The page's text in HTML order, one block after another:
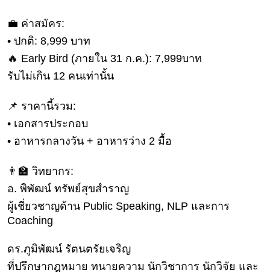
ช้อป
ปิ้ง
บ้าน
และ
การ
มือ
ถือ
ราคา
ทอง
ราคา
น้ำมัน
💼 ค่าสมัคร:
• ปกติ: 8,999 บาท
🔥 Early Bird (ภายใน 31 ก.ค.): 7,999บาท
รับไม่เกิน 12 คนเท่านั้น
📌 ราคานี้รวม:
• เอกสารประกอบ
• อาหารกลางวัน + อาหารว่าง 2 มื้อ
👨‍🏫 วิทยากร:
อ. พิพัฒน์ ทรัพย์สุขสำราญ
ผู้เชี่ยวชาญด้าน Public Speaking, NLP และการ
Coaching
ดร.ภูมิพัฒน์ รัตนตรัยเจริญ
ที่ปรึกษากฎหมาย ทนายความ นักวิชาการ นักวิจัย และ